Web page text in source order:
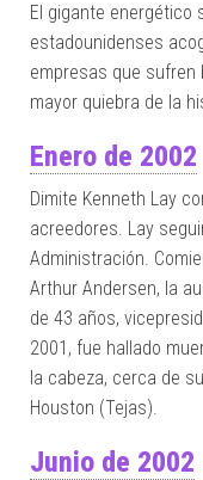
El gigante energético
estadounidenses
empresas que sufren
mayor quiebra de la
Enero de 2002
Dimite Kenneth Lay
acreedores. Lay
Administración.
Arthur Andersen, la
de 43 años,
2001, fue hallado
la cabeza, cerca de
Houston (Tejas).
Junio de 2002